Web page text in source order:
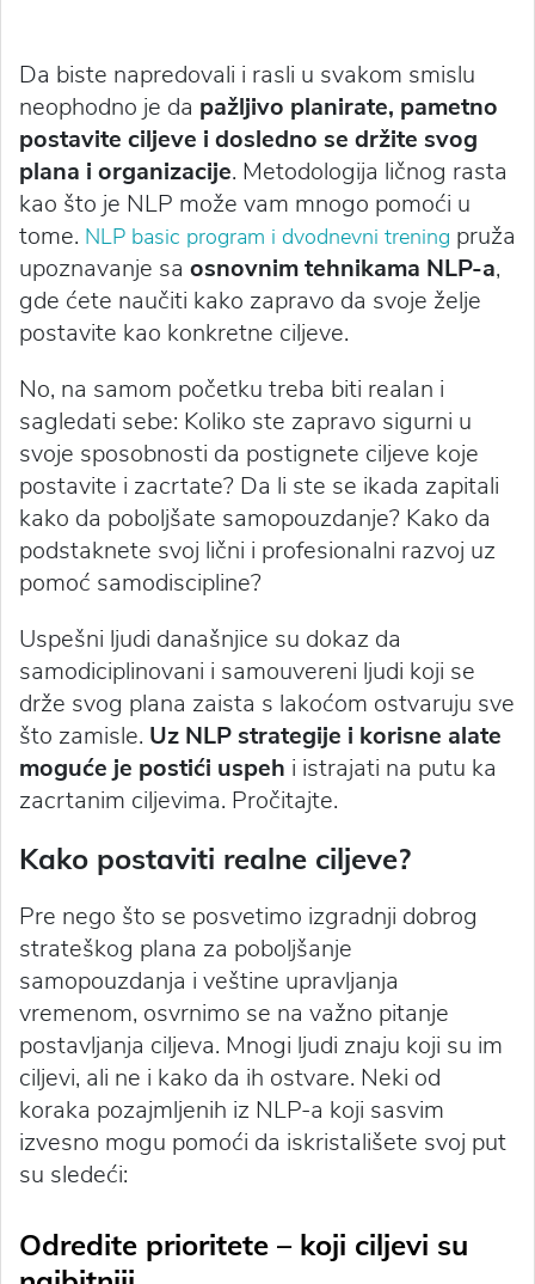
Da biste napredovali i rasli u svakom smislu
neophodno je da pažljivo planirate, pametno
postavite ciljeve i dosledno se držite svog
plana i organizacije. Metodologija ličnog rasta
kao što je NLP može vam mnogo pomoći u
tome. NLP basic program i dvodnevni trening pruža
upoznavanje sa osnovnim tehnikama NLP-a,
gde ćete naučiti kako zapravo da svoje želje
postavite kao konkretne ciljeve.
No, na samom početku treba biti realan i
sagledati sebe: Koliko ste zapravo sigurni u
svoje sposobnosti da postignete ciljeve koje
postavite i zacrtate? Da li ste se ikada zapitali
kako da poboljšate samopouzdanje? Kako da
podstaknete svoj lični i profesionalni razvoj uz
pomoć samodiscipline?
Uspešni ljudi današnjice su dokaz da
samodiciplinovani i samouvereni ljudi koji se
drže svog plana zaista s lakoćom ostvaruju sve
što zamisle. Uz NLP strategije i korisne alate
moguće je postići uspeh i istrajati na putu ka
zacrtanim ciljevima. Pročitajte.
Kako postaviti realne ciljeve?
Pre nego što se posvetimo izgradnji dobrog
strateškog plana za poboljšanje
samopouzdanja i veštine upravljanja
vremenom, osvrnimo se na važno pitanje
postavljanja ciljeva. Mnogi ljudi znaju koji su im
ciljevi, ali ne i kako da ih ostvare. Neki od
koraka pozajmljenih iz NLP-a koji sasvim
izvesno mogu pomoći da iskristališete svoj put
su sledeći:
Odredite prioritete – koji ciljevi su